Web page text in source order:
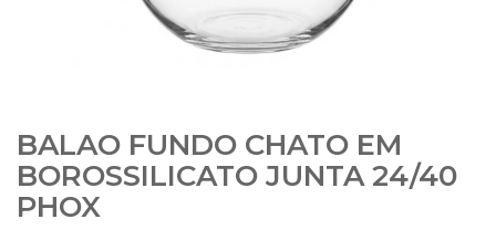
BALAO FUNDO CHATO EM
BOROSSILICATO JUNTA 24/40
PHOX